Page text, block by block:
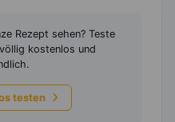
Rezept sehen? Teste
kostenlos und
testen